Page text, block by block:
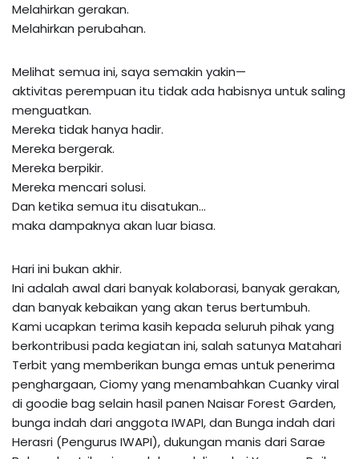
Melahirkan gerakan.
Melahirkan perubahan.
Melihat semua ini, saya semakin yakin—
aktivitas perempuan itu tidak ada habisnya untuk saling
menguatkan.
Mereka tidak hanya hadir.
Mereka bergerak.
Mereka berpikir.
Mereka mencari solusi.
Dan ketika semua itu disatukan…
maka dampaknya akan luar biasa.
Hari ini bukan akhir.
Ini adalah awal dari banyak kolaborasi, banyak gerakan,
dan banyak kebaikan yang akan terus bertumbuh.
Kami ucapkan terima kasih kepada seluruh pihak yang
berkontribusi pada kegiatan ini, salah satunya Matahari
Terbit yang memberikan bunga emas untuk penerima
penghargaan, Ciomy yang menambahkan Cuanky viral
di goodie bag selain hasil panen Naisar Forest Garden,
bunga indah dari anggota IWAPI, dan Bunga indah dari
Herasri (Pengurus IWAPI), dukungan manis dari Sarae